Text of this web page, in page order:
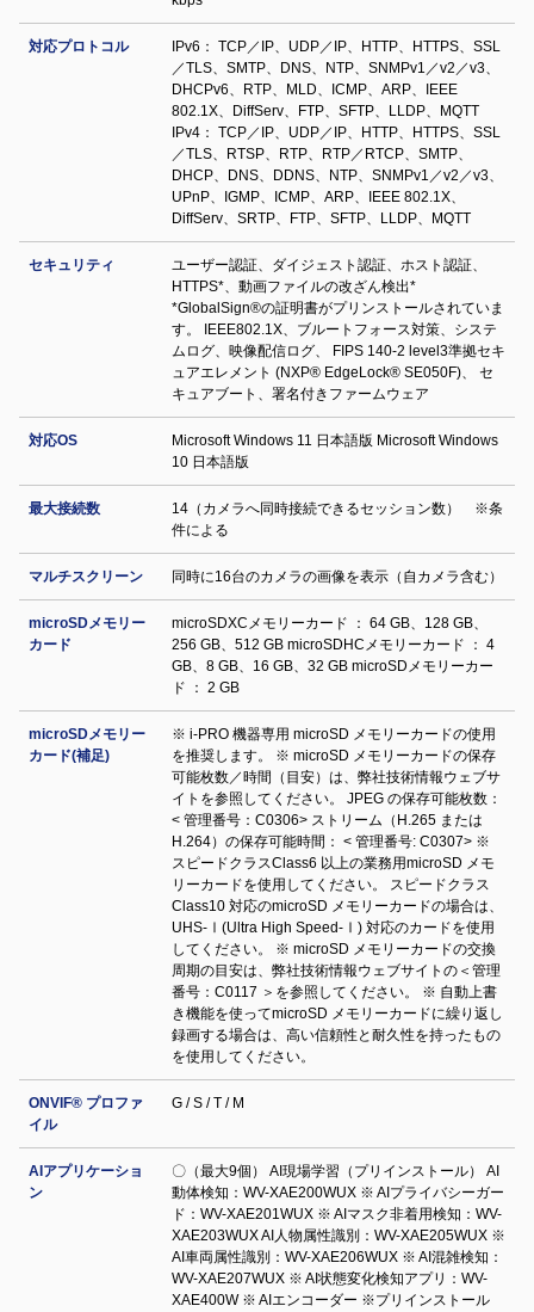
対応プロトコル
IPv6： TCP／IP、UDP／IP、HTTP、HTTPS、SSL
／TLS、SMTP、DNS、NTP、SNMPv1／v2／v3、
DHCPv6、RTP、MLD、ICMP、ARP、IEEE
802.1X、DiffServ、FTP、SFTP、LLDP、MQTT
IPv4： TCP／IP、UDP／IP、HTTP、HTTPS、SSL
／TLS、RTSP、RTP、RTP／RTCP、SMTP、
DHCP、DNS、DDNS、NTP、SNMPv1／v2／v3、
UPnP、IGMP、ICMP、ARP、IEEE 802.1X、
DiffServ、SRTP、FTP、SFTP、LLDP、MQTT
セキュリティ
ユーザー認証、ダイジェスト認証、ホスト認証、
HTTPS*、動画ファイルの改ざん検出*
*GlobalSign®の証明書がプリンストールされていま
す。 IEEE802.1X、ブルートフォース対策、システ
ムログ、映像配信ログ、 FIPS 140-2 level3準拠セキ
ュアエレメント (NXP® EdgeLock® SE050F)、 セ
キュアブート、署名付きファームウェア
対応OS
Microsoft Windows 11 日本語版 Microsoft Windows
10 日本語版
最大接続数
14（カメラへ同時接続できるセッション数） ※条
件による
マルチスクリーン 同時に16台のカメラの画像を表示（自カメラ含む）
microSDメモリー
カード
microSDXCメモリーカード ： 64 GB、128 GB、
256 GB、512 GB microSDHCメモリーカード ： 4
GB、8 GB、16 GB、32 GB microSDメモリーカー
ド ： 2 GB
microSDメモリー
カード(補足)
※ i-PRO 機器専用 microSD メモリーカードの使用
を推奨します。 ※ microSD メモリーカードの保存
可能枚数／時間（目安）は、弊社技術情報ウェブサ
イトを参照してください。 JPEG の保存可能枚数：
< 管理番号：C0306> ストリーム（H.265 または
H.264）の保存可能時間： < 管理番号: C0307> ※
スピードクラスClass6 以上の業務用microSD メモ
リーカードを使用してください。 スピードクラス
Class10 対応のmicroSD メモリーカードの場合は、
UHS-Ⅰ(Ultra High Speed-Ⅰ) 対応のカードを使用
してください。 ※ microSD メモリーカードの交換
周期の目安は、弊社技術情報ウェブサイトの＜管理
番号：C0117 ＞を参照してください。 ※ 自動上書
き機能を使ってmicroSD メモリーカードに繰り返し
録画する場合は、高い信頼性と耐久性を持ったもの
を使用してください。
ONVIF® プロファ
イル
G / S / T / M
AIアプリケーショ
ン
〇（最大9個） AI現場学習（プリインストール） AI
動体検知：WV-XAE200WUX ※ AIプライバシーガー
ド：WV-XAE201WUX ※ AIマスク非着用検知：WV-
XAE203WUX AI人物属性識別：WV-XAE205WUX ※
AI車両属性識別：WV-XAE206WUX ※ AI混雑検知：
WV-XAE207WUX ※ AI状態変化検知アプリ：WV-
XAE400W ※ AIエンコーダー ※プリインストール